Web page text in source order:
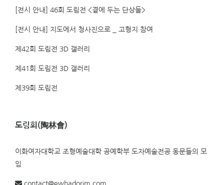
[전시 안내] 46회 도림전 <곁에 두는 단상들>
[전시 안내] 지도에서 청사진으로 _ 고형지 참여
제42회 도림전 3D 갤러리
제41회 도림전 3D 갤러리
제39회 도림전
도림회(陶林會)
이화여자대학교 조형예술대학 공예학부 도자예술전공 동문들의 모
임